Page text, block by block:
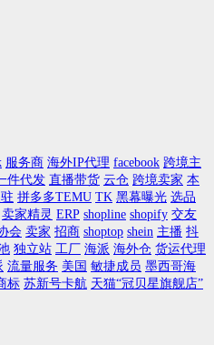
服务商 海外IP代理 facebook 跨境主
件代发 直播带货 云仓 跨境卖家 本
拼多多TEMU TK 黑幕曝光 选品
卖家精灵 ERP shopline shopify 交友
会 卖家 招商 shoptop shein 主播 抖
独立站 工厂 海派 海外仓 货运代理
流量服务 美国 敏捷成员 墨西哥海
标 苏新号卡航 天猫“冠贝星旗舰店”